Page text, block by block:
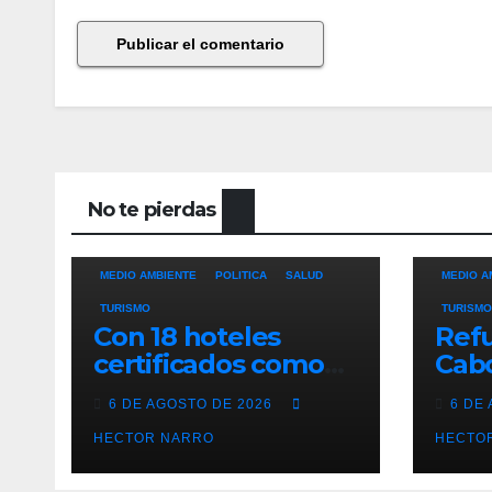
No te pierdas
MEDIO AMBIENTE POLITICA SALUD
TURISMO
Con 18 hoteles
certificados como
refugios
temporales,
Gobierno de Los
Cabos refuerza la
6 DE AGOSTO DE 2026
HECTOR NARRO
MEDIO
TURISMO
6 DE